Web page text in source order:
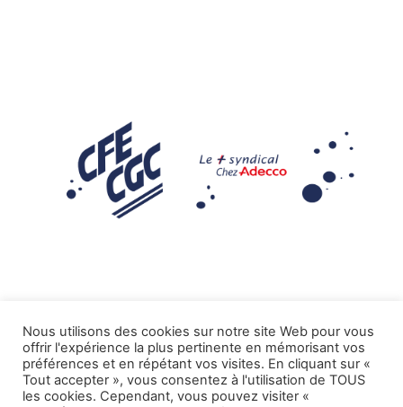
Mentions légales
Tous droits réservés CFE-CGC ADECCO.
Nous utilisons des cookies sur notre site Web pour vous
offrir l'expérience la plus pertinente en mémorisant vos
préférences et en répétant vos visites. En cliquant sur «
Tout accepter », vous consentez à l'utilisation de TOUS
les cookies. Cependant, vous pouvez visiter «